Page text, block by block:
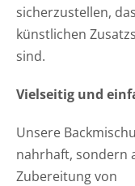
sicherzustellen,
künstlichen
sind.
Vielseitig und
Unsere
nahrhaft, sondern
Zubereitung von